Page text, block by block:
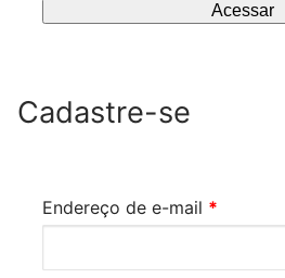
Acessar
Cadastre-se
Endereço de e-mail *